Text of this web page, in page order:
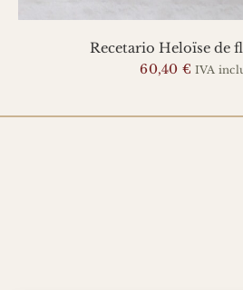
Recetario Heloïse de
60,40 € IVA